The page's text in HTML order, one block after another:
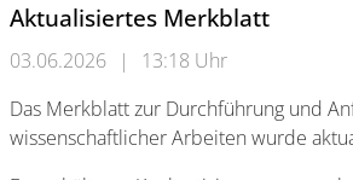
Aktualisiertes Merkblatt
03.06.2026 |
13:18 Uhr
Das Merkblatt zur Durchführung und
wissenschaftlicher Arbeiten wurde